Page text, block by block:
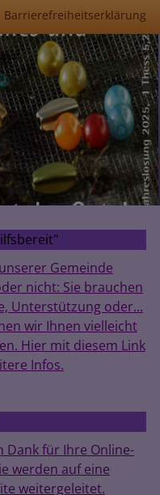
Barrierefreiheitserklärung
Gemeinde
nicht: Sie brauchen
Unterstützung oder...
wir Ihnen vielleicht
Hier mit diesem Link
Infos.
Dank für Ihre Online-
werden auf eine
weitergeleitet.